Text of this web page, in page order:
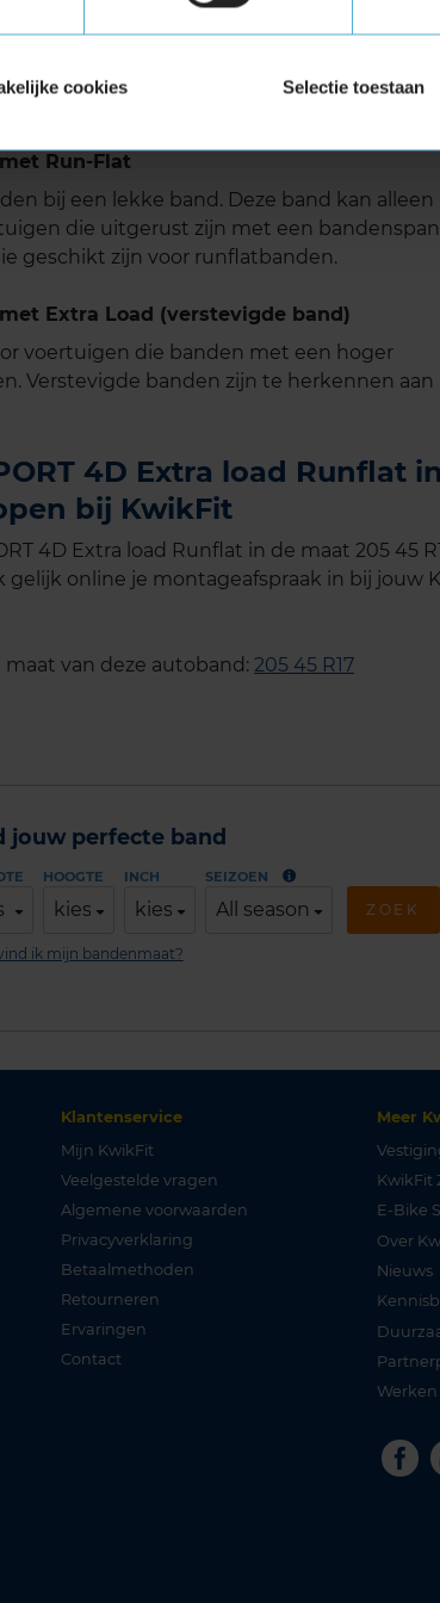
cookies Selectie toestaan
en prestaties wil. Dankzij de
deze band goed onder diverse
winterband die jou en je voertuig veilig
Run-Flat
bij een lekke band. Deze band kan alleen
die uitgerust zijn met een
geschikt zijn voor runflatbanden.
met Extra Load (verstevigde band)
voertuigen die banden met een hoger
Verstevigde banden zijn te herkennen aan
4D Extra load Runflat
bij KwikFit
4D Extra load Runflat in de maat 205 45
online je montageafspraak in bij jouw
van deze autoband: 205 45 R17
jouw perfecte band
HOOGTE
kies
INCH
kies
SEIZOEN
All season ZOEK
ik mijn bandenmaat?
Klantenservice
Mijn KwikFit
Veelgestelde vragen
Algemene voorwaarden
Privacyverklaring
Betaalmethoden
Retourneren
Ervaringen
Contact
Meer
KwikFit
E-Bike
Over
Nieuws